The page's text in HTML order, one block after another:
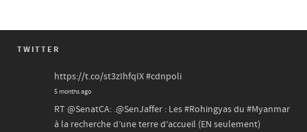
TWITTER
https://t.co/st3zIhfqIX#cdnpoli
5 months ago
RT @SenatCA: .@SenJaffer : Les#Rohingyasdu #Myanmar
à la recherche d’une terre d’accueil (EN seulement)